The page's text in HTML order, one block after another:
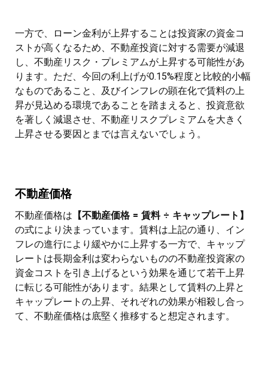
一方で、ローン金利が上昇することは投資家の資金コ
ストが高くなるため、不動産投資に対する需要が減退
し、不動産リスク・プレミアムが上昇する可能性があ
ります。ただ、今回の利上げが0.15%程度と比較的小幅
なものであること、及びインフレの顕在化で賃料の上
昇が見込める環境であることを踏まえると、投資意欲
を著しく減退させ、不動産リスクプレミアムを大きく
上昇させる要因とまでは言えないでしょう。
不動産価格
不動産価格は 【不動産価格 = 賃料 ÷ キャップレート】
の式により決まっています。賃料は上記の通り、イン
フレの進行により緩やかに上昇する一方で、キャップ
レートは長期金利は変わらないものの不動産投資家の
資金コストを引き上げるという効果を通じて若干上昇
に転じる可能性があります。結果として賃料の上昇と
キャップレートの上昇、それぞれの効果が相殺し合っ
て、不動産価格は底堅く推移すると想定されます。